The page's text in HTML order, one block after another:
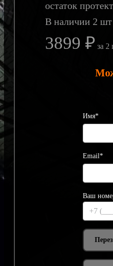
остаток
В наличии 2 шт
3899 ₽ за 2
Имя*
Email*
Ваш